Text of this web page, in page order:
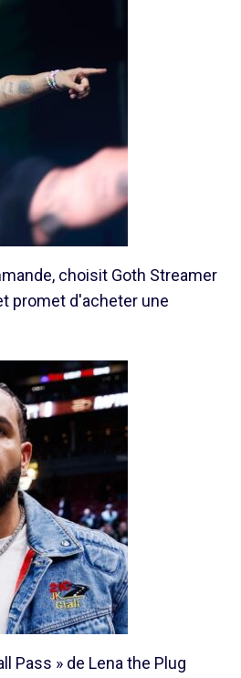
choisit Goth Streamer
promet d'acheter une
Pass » de Lena the Plug